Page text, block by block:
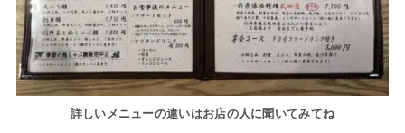
詳しいメニューの違いはお店の人に聞いてみてね